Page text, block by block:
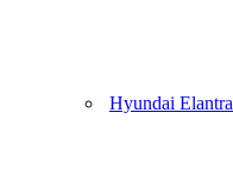
Hyundai Elantra